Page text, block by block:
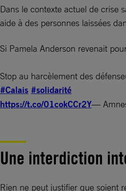
Dans le contexte actuel de crise
aide à des personnes laissées
Si Pamela Anderson revenait
Stop au harcèlement des
#Calais #solidarité
https://t.co/01cokCCr2Y—
Une interdiction
Rien ne peut justifier que soient